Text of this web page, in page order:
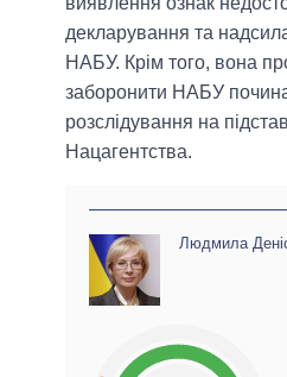
декларування та
НАБУ. Крім того, вона
заборонити НАБУ
розслідування на
Нацагентства.
Людмила